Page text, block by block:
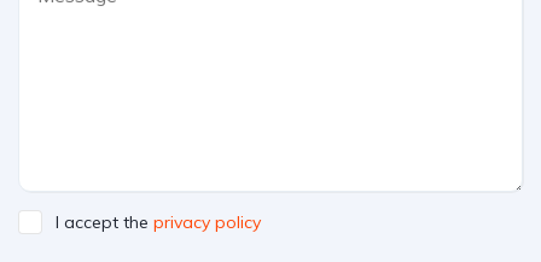
I accept the privacy policy